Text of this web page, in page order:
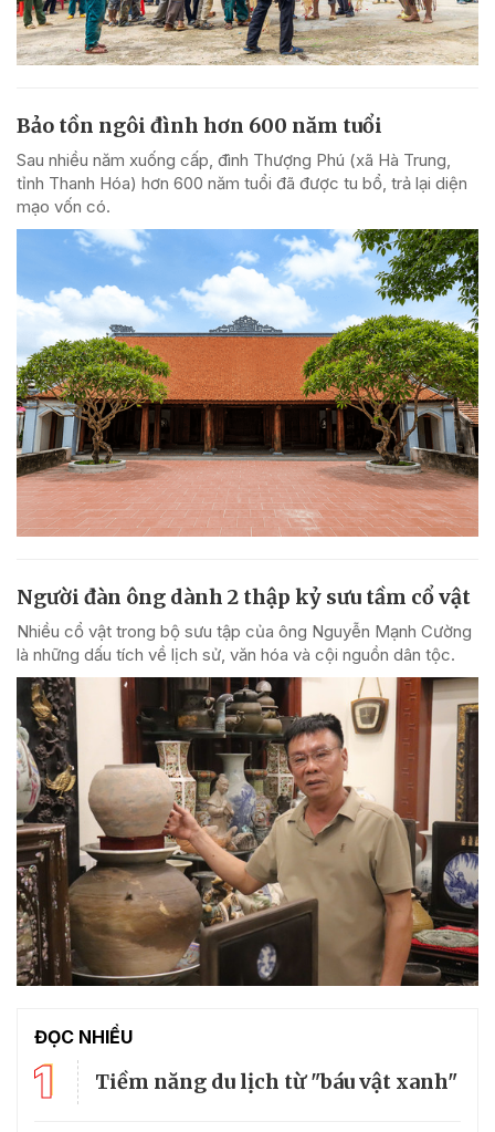
Bảo tồn ngôi đình hơn 600 năm tuổi
Sau nhiều năm xuống cấp, đình Thượng Phú (xã Hà Trung,
tỉnh Thanh Hóa) hơn 600 năm tuổi đã được tu bổ, trả lại diện
mạo vốn có.
Người đàn ông dành 2 thập kỷ sưu tầm cổ vật
Nhiều cổ vật trong bộ sưu tập của ông Nguyễn Mạnh Cường
là những dấu tích về lịch sử, văn hóa và cội nguồn dân tộc.
ĐỌC NHIỀU
1 Tiềm năng du lịch từ "báu vật xanh"